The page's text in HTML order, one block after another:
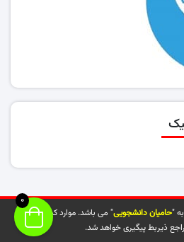
"حامیان دانشجویی" می باشد. موارد کپی شده از
ذیربط پیگیری خواهد شد.
0